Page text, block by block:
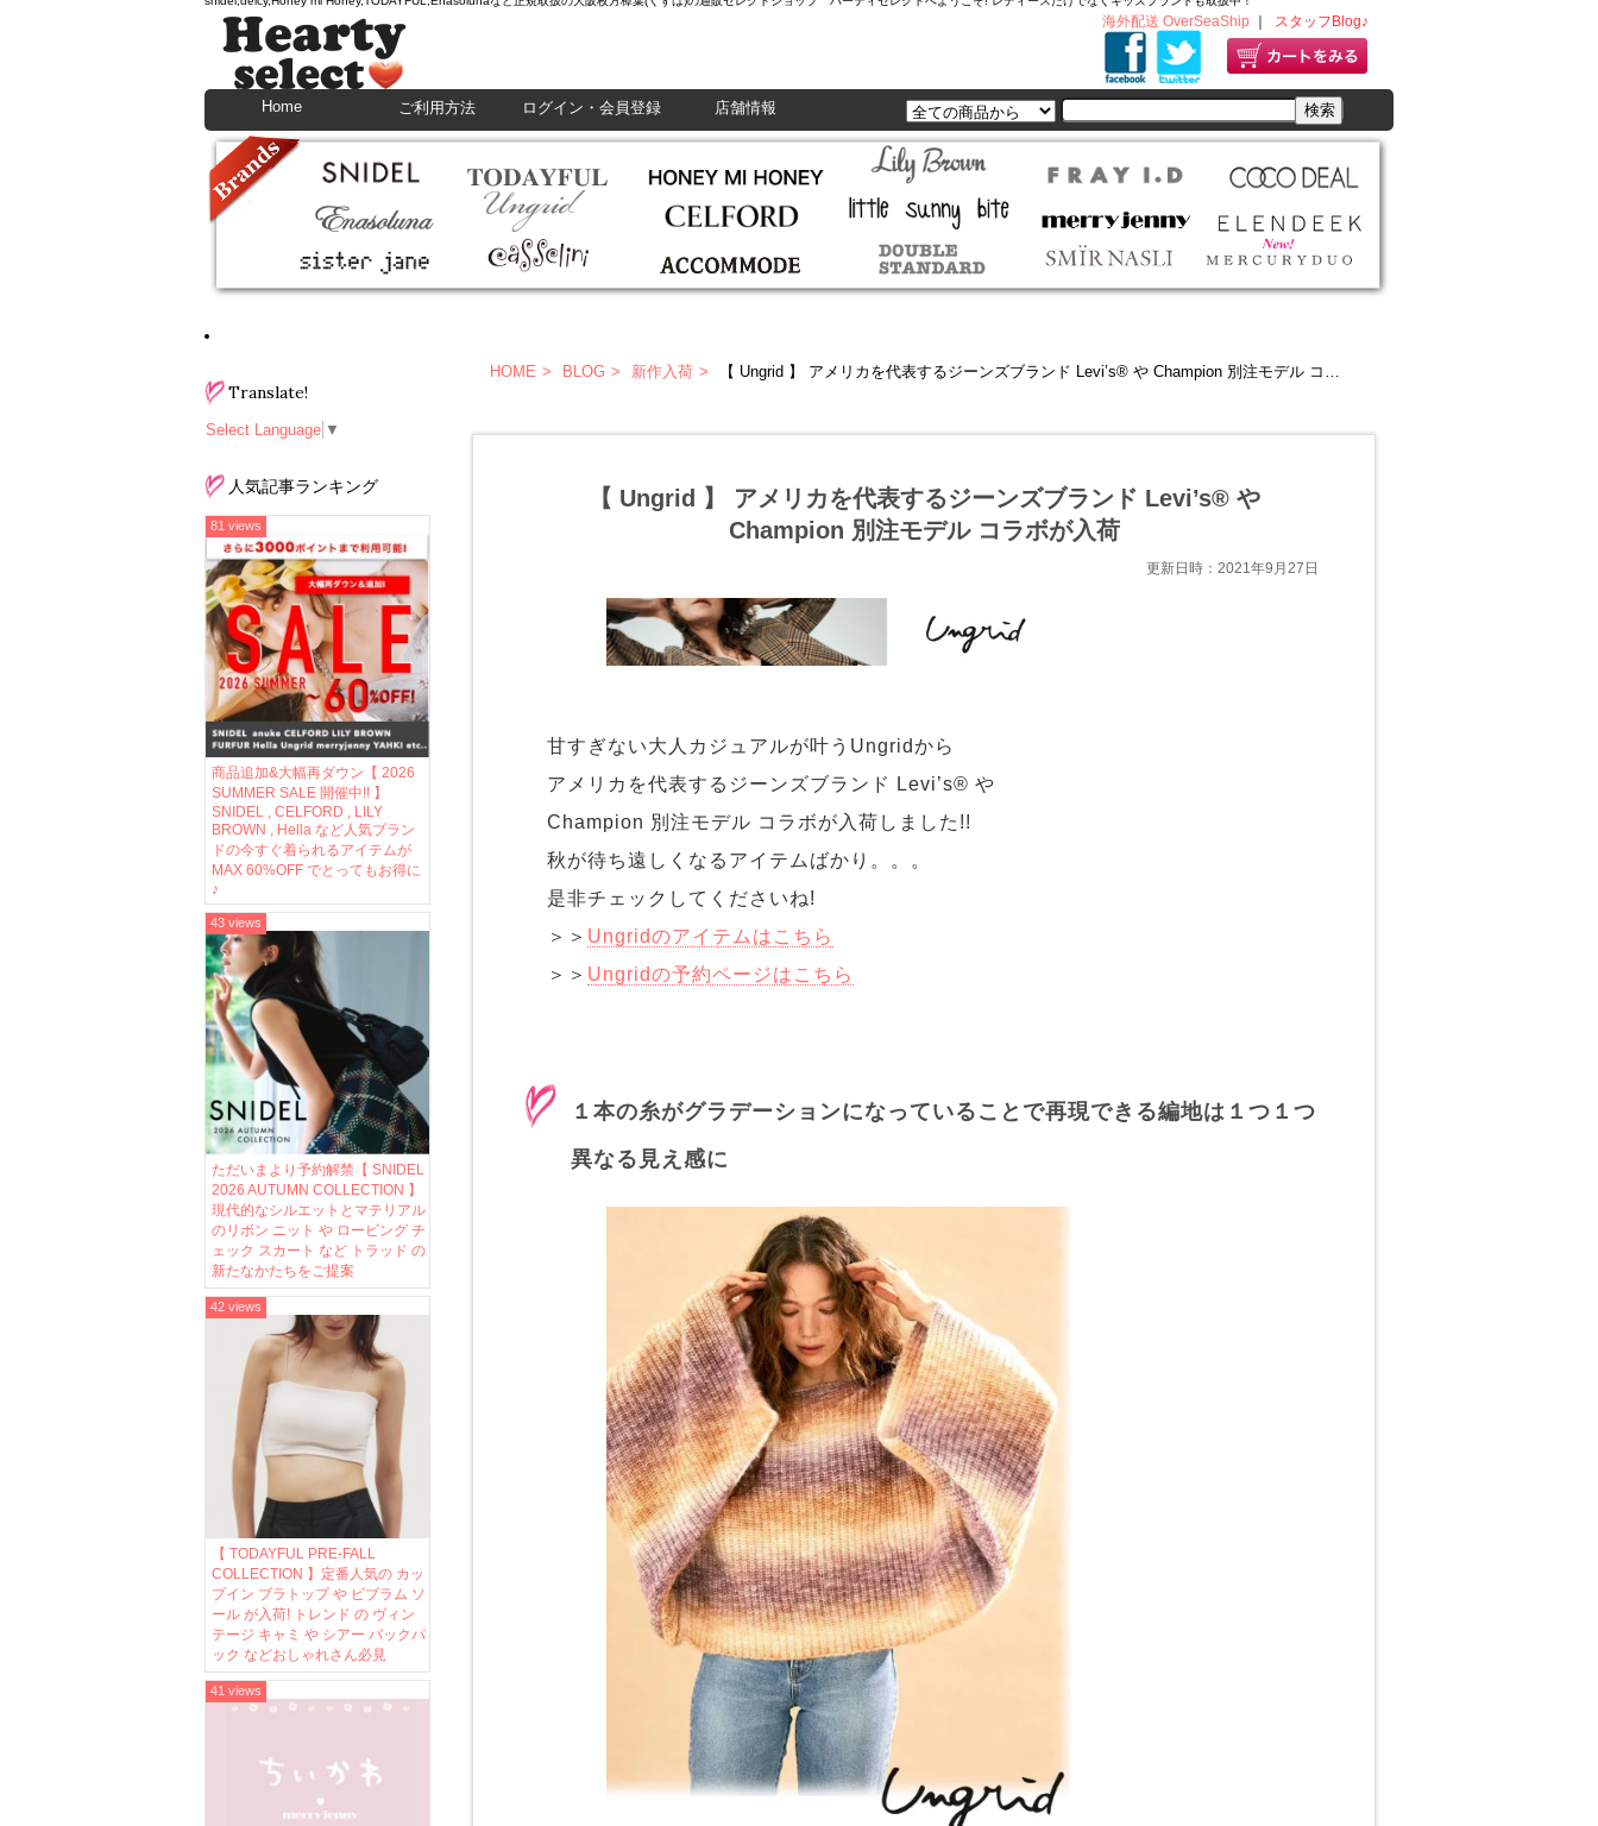
海外配送 OverSeaShip スタッフBlog♪
Home ご利用方法 ログイン・会員登録 店舗情報
Translate!
Select Language ▼
人気記事ランキング
商品追加&大幅再ダウン【 2026
SUMMER SALE 開催中!! 】
SNIDEL , CELFORD , LILY
BROWN , Hella など人気ブラン
ドの今すぐ着られるアイテムが
MAX 60%OFF でとってもお得に
♪
81 views
ただいまより予約解禁【 SNIDEL
2026 AUTUMN COLLECTION 】
現代的なシルエットとマテリアル
のリボン ニット や ロービング チ
ェック スカート など トラッド の
新たなかたちをご提案
43 views
【 TODAYFUL PRE-FALL
COLLECTION 】定番人気の カッ
プイン ブラトップ や ビブラム ソ
ール が入荷! トレンド の ヴィン
テージ キャミ や シアー バックパ
ック などおしゃれさん必見
42 views
41 views
HOME BLOG 新作入荷 【 Ungrid 】 アメリカを代表するジーンズブランド Levi’s® や Champion 別注モデル コラボが入荷
【 Ungrid 】 アメリカを代表するジーンズブランド Levi’s® や
Champion 別注モデル コラボが入荷
更新日時：2021年9月27日
甘すぎない大人カジュアルが叶うUngridから
アメリカを代表するジーンズブランド Levi’s® や
Champion 別注モデル コラボが入荷しました!!
秋が待ち遠しくなるアイテムばかり。。。
是非チェックしてくださいね!
＞＞ Ungridのアイテムはこちら
＞＞ Ungridの予約ページはこちら
１本の糸がグラデーションになっていることで再現できる編地は１つ１つ
異なる見え感に